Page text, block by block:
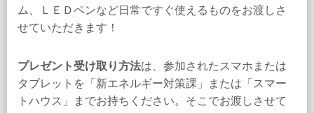
ム、ＬＥＤペンなど日常ですぐ使えるものをお渡しさ
せていただきます！
プレゼント受け取り方法は、参加されたスマホまたは
タブレットを「新エネルギー対策課」または「スマー
トハウス」までお持ちください。そこでお渡しさせて